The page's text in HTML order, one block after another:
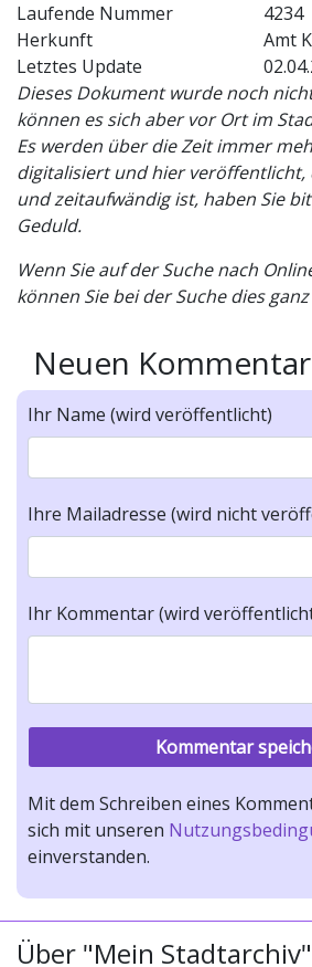
Laufende Nummer
4234
Herkunft
Amt
Letztes Update
Dieses Dokument wurde noch
können es sich aber vor Ort im
Es werden über die Zeit immer
digitalisiert und hier veröffentlicht,
und zeitaufwändig ist, haben Sie
Geduld.
Wenn Sie auf der Suche nach
können Sie bei der Suche dies
Neuen
Ihr Name (wird veröffentlicht)
Ihre Mailadresse (wird nicht
Ihr Kommentar (wird
Mit dem Schreiben eines
sich mit unseren
einverstanden.
Über "Mein Stadtarchiv"